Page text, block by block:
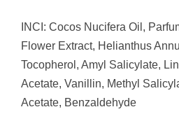
INCI: Cocos Nucifera Oil,
Flower Extract, Helianthus
Tocopherol, Amyl Salicylate,
Acetate, Vanillin, Methyl
Acetate, Benzaldehyde